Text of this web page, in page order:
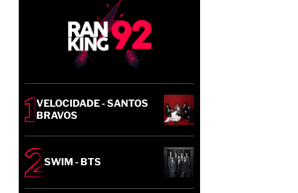
VELOCIDADE - SANTOS
BRAVOS
SWIM - BTS